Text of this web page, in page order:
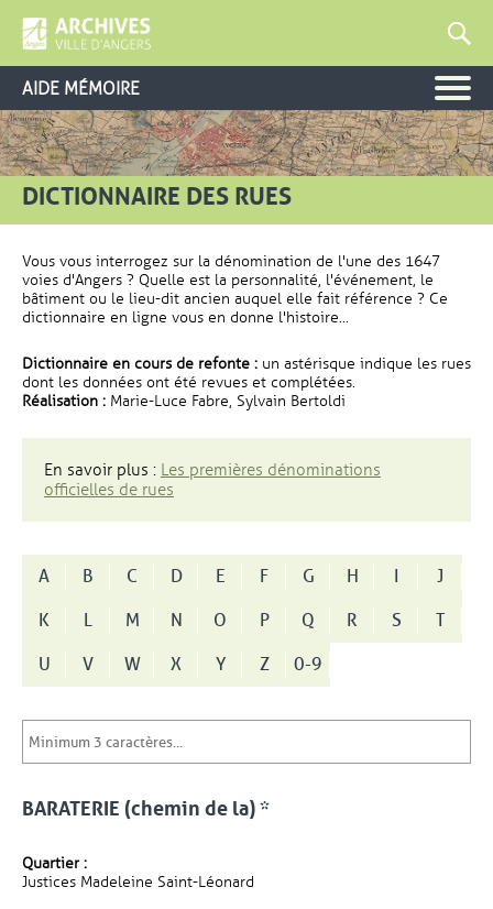
AIDE MÉMOIRE
DICTIONNAIRE DES RUES
Vous vous interrogez sur la dénomination de l'une des 1647
voies d'Angers ? Quelle est la personnalité, l'événement, le
bâtiment ou le lieu-dit ancien auquel elle fait référence ? Ce
dictionnaire en ligne vous en donne l'histoire...
Dictionnaire en cours de refonte : un astérisque indique les rues
dont les données ont été revues et complétées.
Réalisation : Marie-Luce Fabre, Sylvain Bertoldi
En savoir plus : Les premières dénominations
officielles de rues
A B C D E F G H I
J
K
L M N O P Q R S
T
U
V W X Y Z 0-9
BARATERIE (chemin de la) *
Quartier :
Justices Madeleine Saint-Léonard